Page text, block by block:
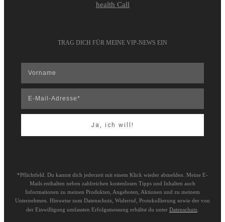
health Call
TRAG DICH FÜR MEINE VIP-NEWS EIN
Ja, ich will!
*Pflichtfeld. Du kannst dich jederzeit mit einem Klick wieder abmelden. Meine E-
Mails enthalten neben zahlreichen kostenlosen Tipps und Inhalten auch
Informationen zu meinen Produkten, Angeboten, Aktionen und zu meinem
Unternehmen. Hinweise zum Datenschutz, Widerruf, Protokollierung sowie der von
der Einwilligung umfassten Erfolgsmessung erhältst du unter Datenschutz